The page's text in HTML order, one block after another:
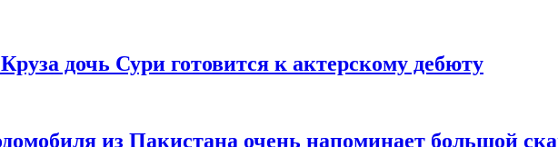
дочь Сури готовится к актерскому дебюту
из Пакистана очень напоминает большой